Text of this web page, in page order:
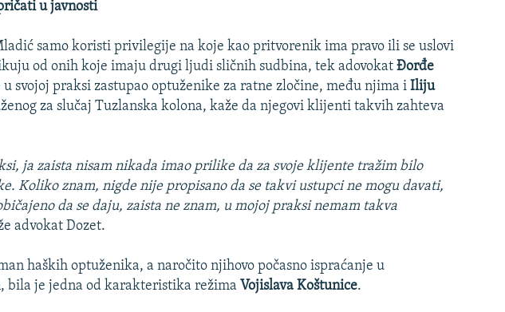
u javnosti
samo koristi privilegije na koje kao pritvorenik ima pravo ili se uslovi
od onih koje imaju drugi ljudi sličnih sudbina, tek adovokatĐorđe
svojoj praksi zastupao optuženike za ratne zločine, među njima iIliju
za slučaj Tuzlanska kolona, kaže da njegovi klijenti takvih zahteva
ja zaista nisam nikada imao prilike da za svoje klijente tražim bilo
Koliko znam, nigde nije propisano da se takvi ustupci ne mogu davati,
da se daju, zaista ne znam, u mojoj praksi nemam takva
advokat Dozet.
haških optuženika, a naročito njihovo počasno ispraćanje u
bila je jedna od karakteristika režima Vojislava Koštunice.